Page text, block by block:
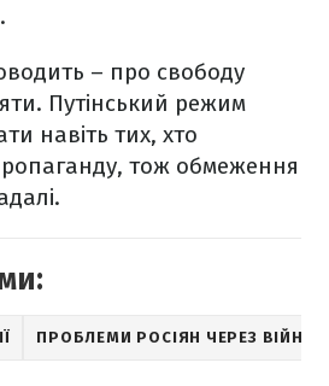
– про свободу
Путінський режим
навіть тих, хто
тож обмеження
ПРОБЛЕМИ РОСІЯН ЧЕРЕЗ ВІЙНУ